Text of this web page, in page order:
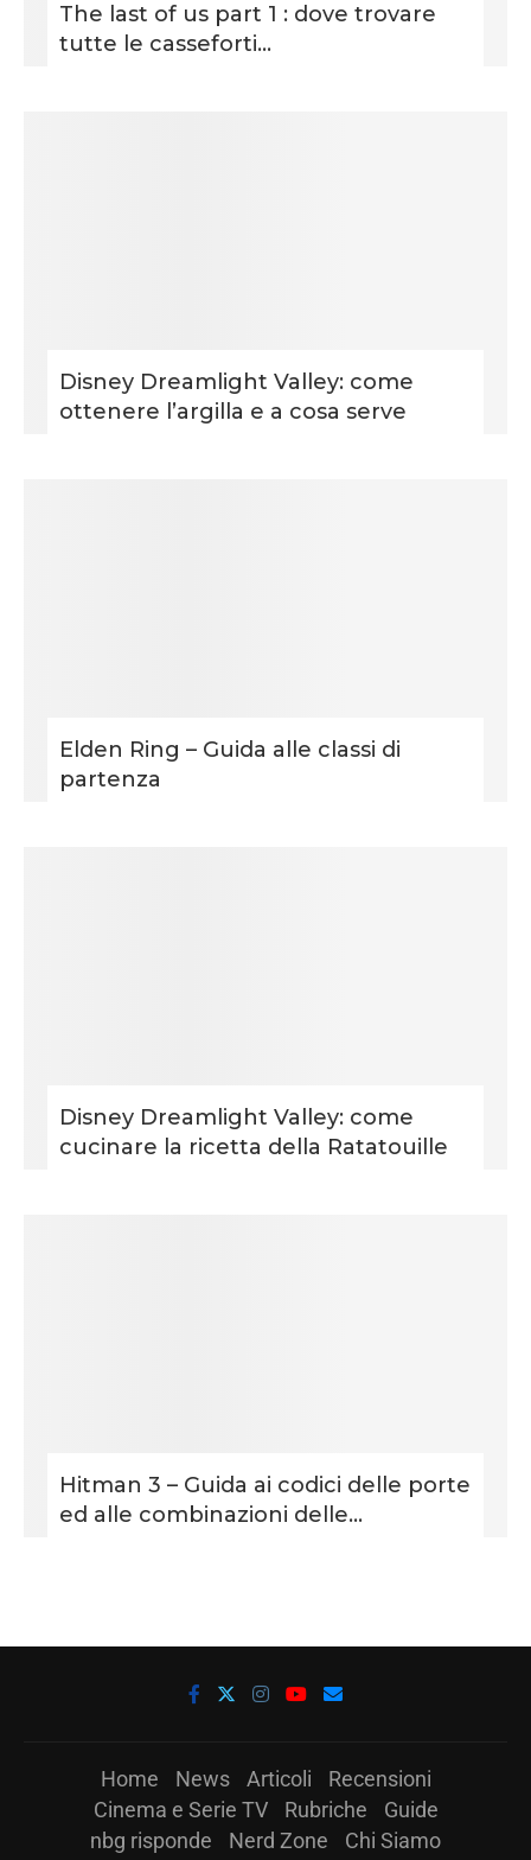
The last of us part 1 : dove trovare
tutte le casseforti...
Disney Dreamlight Valley: come
ottenere l’argilla e a cosa serve
Elden Ring – Guida alle classi di
partenza
Disney Dreamlight Valley: come
cucinare la ricetta della Ratatouille
Hitman 3 – Guida ai codici delle porte
ed alle combinazioni delle...
Home News Articoli
Recensioni
Cinema e Serie TV
Rubriche
Guide
nbg risponde
Nerd Zone Chi Siamo